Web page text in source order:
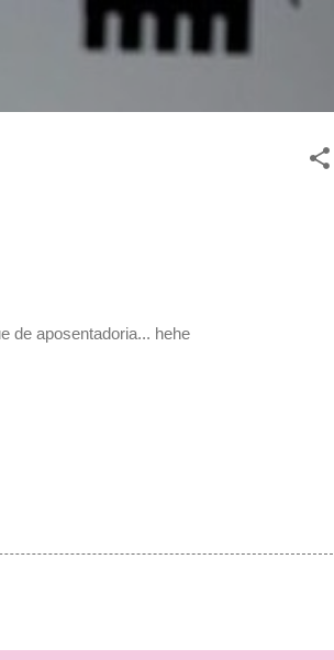
de aposentadoria... hehe